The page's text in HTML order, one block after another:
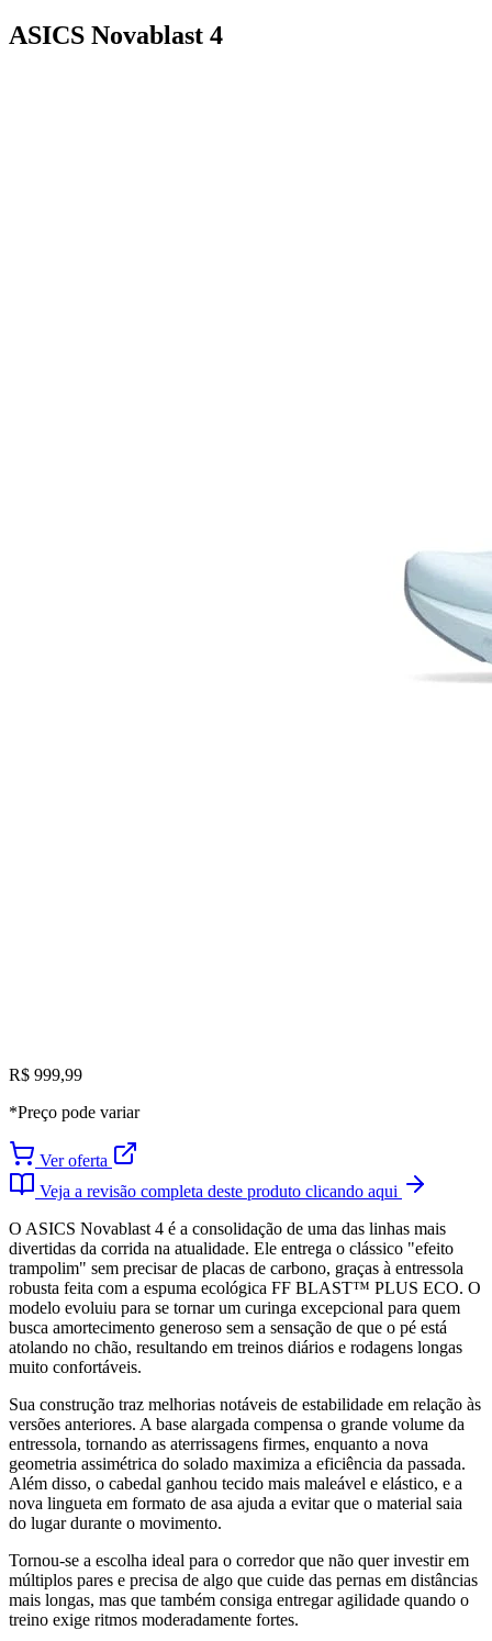
ASICS Novablast 4
R$ 999,99
*Preço pode variar
Ver oferta
Veja a revisão completa deste produto clicando aqui
O ASICS Novablast 4 é a consolidação de uma das linhas mais
divertidas da corrida na atualidade. Ele entrega o clássico "efeito
trampolim" sem precisar de placas de carbono, graças à entressola
robusta feita com a espuma ecológica FF BLAST™ PLUS ECO. O
modelo evoluiu para se tornar um curinga excepcional para quem
busca amortecimento generoso sem a sensação de que o pé está
atolando no chão, resultando em treinos diários e rodagens longas
muito confortáveis.
Sua construção traz melhorias notáveis de estabilidade em relação às
versões anteriores. A base alargada compensa o grande volume da
entressola, tornando as aterrissagens firmes, enquanto a nova
geometria assimétrica do solado maximiza a eficiência da passada.
Além disso, o cabedal ganhou tecido mais maleável e elástico, e a
nova lingueta em formato de asa ajuda a evitar que o material saia
do lugar durante o movimento.
Tornou-se a escolha ideal para o corredor que não quer investir em
múltiplos pares e precisa de algo que cuide das pernas em distâncias
mais longas, mas que também consiga entregar agilidade quando o
treino exige ritmos moderadamente fortes.